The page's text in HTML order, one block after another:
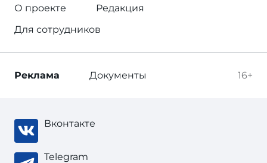
О проекте
Редакция
Для сотрудников
16+
Реклама Документы
Вконтакте
Telegram